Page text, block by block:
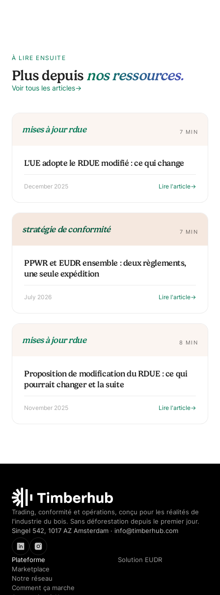
À LIRE ENSUITE
Plus depuis nos ressources.
Voir tous les articles→
mises à jour rdue 7 MIN
L'UE adopte le RDUE modifié : ce qui change
December 2025 Lire l'article→
stratégie de conformité 7 MIN
PPWR et EUDR ensemble : deux règlements,
une seule expédition
July 2026 Lire l'article→
mises à jour rdue 8 MIN
Proposition de modification du RDUE : ce qui
pourrait changer et la suite
November 2025 Lire l'article→
Timberhub home
Trading, conformité et opérations, conçu pour les réalités de
l'industrie du bois. Sans déforestation depuis le premier jour.
Singel 542, 1017 AZ Amsterdam · info@timberhub.com
LinkedInInstagram
Plateforme
Marketplace
Notre réseau
Comment ça marche
Solution EUDR